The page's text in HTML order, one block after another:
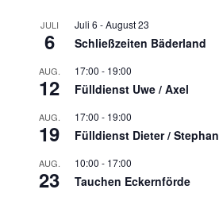
JULI
6
Juli 6 -August 23
Schließzeiten Bäderland
AUG.
12
17:00 - 19:00
Fülldienst Uwe / Axel
AUG.
19
17:00 - 19:00
Fülldienst Dieter / Stephan
AUG.
23
10:00 - 17:00
Tauchen Eckernförde